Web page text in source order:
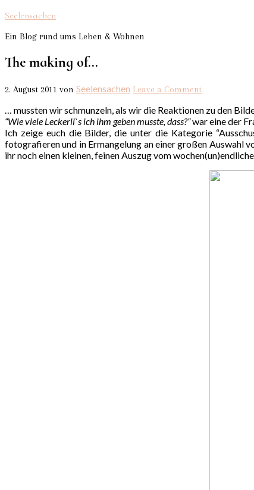
Seelensachen
Ein Blog rund ums Leben & Wohnen
The making of…
2. August 2011 von Seelensachen Leave a Comment
… mussten wir schmunzeln, als wir die Reaktionen zu den
“Wie viele Leckerli`s ich ihm geben musste, dass?”war eine der
Ich zeige euch die Bilder, die unter die Kategorie
fotografieren und in Ermangelung an einer großen Auswahl
ihr noch einen kleinen, feinen Auszug vom